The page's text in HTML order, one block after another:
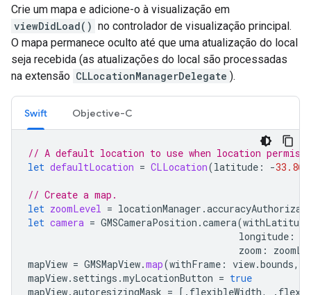
Crie um mapa e adicione-o à visualização em
viewDidLoad() no controlador de visualização principal.
O mapa permanece oculto até que uma atualização do local
seja recebida (as atualizações do local são processadas
na extensão CLLocationManagerDelegate ).
Swift Objective-C
// A default location to use when location
let defaultLocation = CLLocation(latitude : -
// Create a map.
let zoomLevel = locationManager .
let camera = GMSCameraPosition .camera(withLatitude
longitude :
zoom :
mapView = GMSMapView.map(withFrame : view.bounds,
mapView. settings .myLocationButton = true
mapView.autoresizingMask = [. flexibleWidth, .